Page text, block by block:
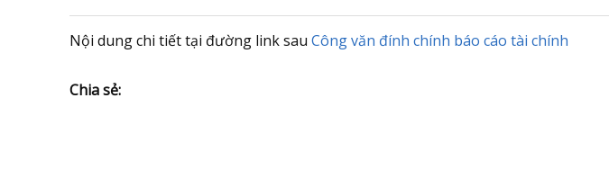
Nội dung chi tiết tại đường link sau Công văn đính chính báo cáo tài chính
Chia sẻ: